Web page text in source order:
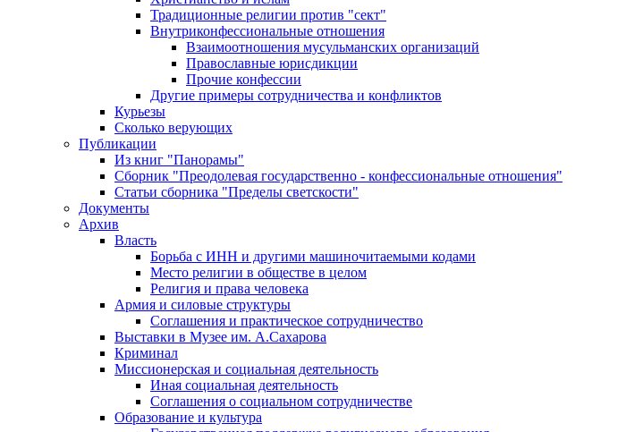
Традиционные религии против "сект"
Внутриконфессиональные отношения
Взаимоотношения мусульманских организаций
Православные юрисдикции
Прочие конфессии
Другие примеры сотрудничества и конфликтов
Курьезы
Сколько верующих
Публикации
Из книг "Панорамы"
Сборник "Преодолевая государственно - конфессиональные отношения"
Статьи сборника "Пределы светскости"
Документы
Архив
Власть
Борьба с ИНН и другими машиночитаемыми кодами
Место религии в обществе в целом
Религия и права человека
Армия и силовые структуры
Соглашения и практическое сотрудничество
Выставки в Музее им. А.Сахарова
Криминал
Миссионерская и социальная деятельность
Иная социальная деятельность
Соглашения о социальном сотрудничестве
Образование и культура